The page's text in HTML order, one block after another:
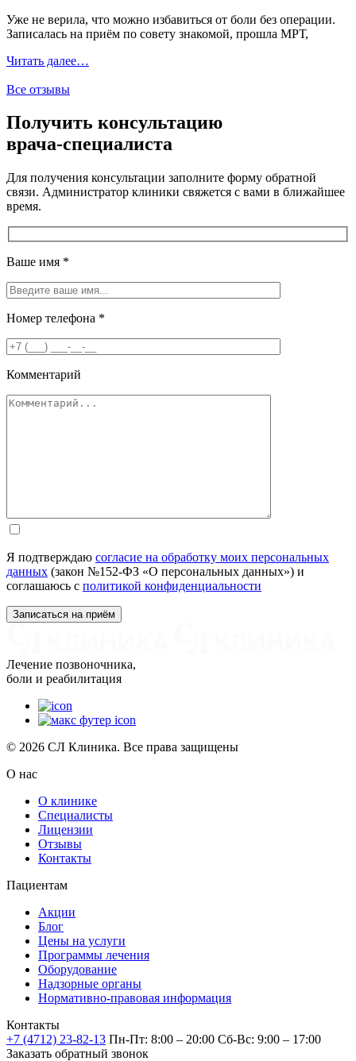
Уже не верила, что можно избавиться от боли без операции.
Записалась на приём по совету знакомой, прошла МРТ,
Читать далее…
Все отзывы
Получить консультацию
врача-специалиста
Для получения консультации заполните форму обратной
связи. Администратор клиники свяжется с вами в ближайшее
время.
Ваше имя *
Номер телефона *
Комментарий
Я подтверждаю согласие на обработку моих персональных
данных (закон №152-ФЗ «О персональных данных») и
соглашаюсь с политикой конфиденциальности
Лечение позвоночника,
боли и реабилитация
© 2026 СЛ Клиника. Все права защищены
О нас
О клинике
Специалисты
Лицензии
Отзывы
Контакты
Пациентам
Акции
Блог
Цены на услуги
Программы лечения
Оборудование
Надзорные органы
Нормативно-правовая информация
Контакты
+7 (4712) 23-82-13 Пн-Пт: 8:00 – 20:00 Сб-Вс: 9:00 – 17:00
Заказать обратный звонок